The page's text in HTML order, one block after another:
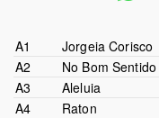
A1 Jorgeia Corisco
A2
No Bom Sentido
A3
Aleluia
A4
Raton